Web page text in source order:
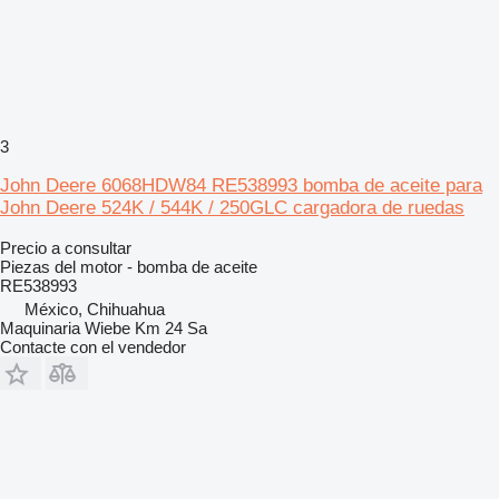
3
John Deere 6068HDW84 RE538993 bomba de aceite para
John Deere 524K / 544K / 250GLC cargadora de ruedas
Precio a consultar
Piezas del motor - bomba de aceite
RE538993
México, Chihuahua
Maquinaria Wiebe Km 24 Sa
Contacte con el vendedor